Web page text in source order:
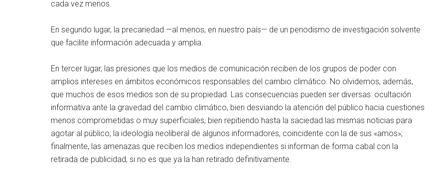
cada vez menos.
En segundo lugar, la precariedad —al menos, en nuestro país— de un periodismo de investigación solvente
que facilite información adecuada y amplia.
En tercer lugar, las presiones que los medios de comunicación reciben de los grupos de poder con
amplios intereses en ámbitos económicos responsables del cambio climático. No olvidemos, además,
que muchos de esos medios son de su propiedad. Las consecuencias pueden ser diversas: ocultación
informativa ante la gravedad del cambio climático, bien desviando la atención del público hacia cuestiones
menos comprometidas o muy superficiales, bien repitiendo hasta la saciedad las mismas noticias para
agotar al público; la ideología neoliberal de algunos informadores, coincidente con la de sus «amos»;
finalmente, las amenazas que reciben los medios independientes si informan de forma cabal con la
retirada de publicidad, si no es que ya la han retirado definitivamente.